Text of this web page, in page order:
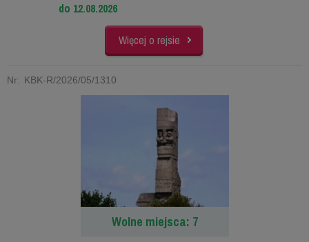
do 12.08.2026
Więcej o rejsie
Nr: KBK-R/2026/05/1310
Wolne miejsca: 7